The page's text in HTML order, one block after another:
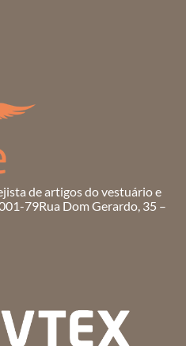
de artigos do vestuário e
79Rua Dom Gerardo, 35 –